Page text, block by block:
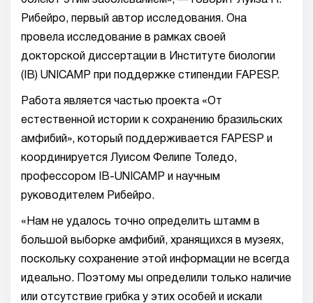
Рибейро, первый автор исследования. Она
провела исследование в рамках своей
докторской диссертации в Институте биологии
(IB) UNICAMP при поддержке стипендии FAPESP.
Работа является частью проекта «От
естественной истории к сохранению бразильских
амфибий», который поддерживается FAPESP и
координируется Луисом Фелипе Толедо,
профессором IB-UNICAMP и научным
руководителем Рибейро.
«Нам не удалось точно определить штамм в
большой выборке амфибий, хранящихся в музеях,
поскольку сохранение этой информации не всегда
идеально. Поэтому мы определили только наличие
или отсутствие грибка у этих особей и искали